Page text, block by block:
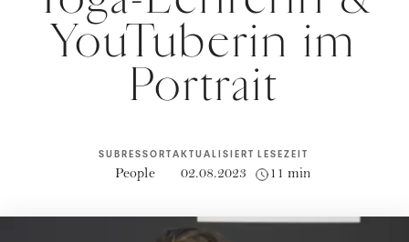
YouTuberin im
Portrait
SUBRESSORT
People
AKTUALISIERT
02.08.2023
LESEZEIT
11 min